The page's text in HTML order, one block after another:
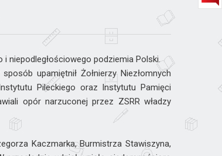
niepodległościowego podziemia Polski.
upamiętnił Żołnierzy Niezłomnych
Pileckiego oraz Instytutu Pamięci
opór narzuconej przez ZSRR władzy
Kaczmarka, Burmistrza Stawiszyna,